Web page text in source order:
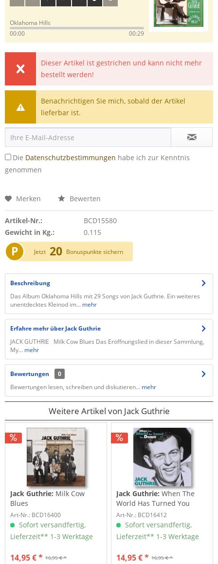
Oklahoma Hills
00:00
00:29
Dieser Artikel ist gestrichen und kann nicht mehr
bestellt werden!
Benachrichtigen Sie mich, sobald der Artikel
lieferbar ist.
Die Datenschutzbestimmungen habe ich zur Kenntnis
genommen
Merken Bewerten
Artikel-Nr.:
BCD15580
Gewicht in Kg.:
0.115
P Jetzt 20 Bonuspunkte sichern
Beschreibung
Das Album Oklahoma Hills mit 29 Songs von Jack Guthrie. Ein weiteres
unentdecktes Kleinod im... mehr
Erfahre mehr über Jack Guthrie
JACK GUTHRIE Milk Cow Blues Das Eröffnungslied in dieser Sammlung,
My... mehr
Bewertungen
0
Bewertungen lesen, schreiben und diskutieren... mehr
Weitere Artikel von Jack Guthrie
Jack Guthrie: Milk Cow
Blues
Art-Nr.: BCD16400
Sofort versandfertig,
Lieferzeit** 1-3 Werktage
16,95 € *
14,95 € *
Jack Guthrie:When The
World Has Turned You
Down
Art-Nr.: BCD16412
Sofort versandfertig,
Lieferzeit** 1-3 Werktage
16,95 € *
14,95 € *